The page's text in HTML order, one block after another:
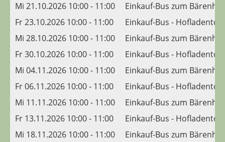
Mi 21.10.2026 10:00 - 11:00
Einkauf-Bus zum
Fr 23.10.2026 10:00 - 11:00
Einkauf-Bus -
Mi 28.10.2026 10:00 - 11:00
Einkauf-Bus zum
Fr 30.10.2026 10:00 - 11:00
Einkauf-Bus -
Mi 04.11.2026 10:00 - 11:00
Einkauf-Bus zum
Fr 06.11.2026 10:00 - 11:00
Einkauf-Bus -
Mi 11.11.2026 10:00 - 11:00
Einkauf-Bus zum
Fr 13.11.2026 10:00 - 11:00
Einkauf-Bus -
Mi 18.11.2026 10:00 - 11:00
Einkauf-Bus zum